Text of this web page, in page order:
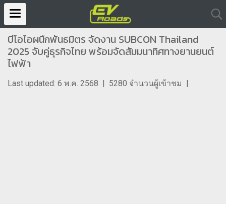
บีโอไอผนึกพันธมิตร จัดงาน SUBCON Thailand
2025 จับคู่ธุรกิจไทย พร้อมจัดสัมมนาทิศทางยานยนต์
ไฟฟ้า
Last updated: 6 พ.ค. 2568 | 5280 จำนวนผู้เข้าชม |